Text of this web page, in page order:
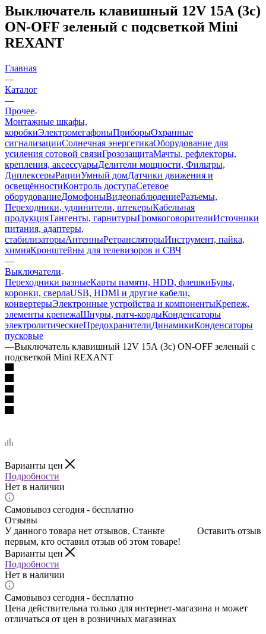
Выключатель клавишный 12V 15А (3с)
ON-OFF зеленый с подсветкой Mini
REXANT
Главная
—
Каталог
—
Прочее
Монтажные шкафы,
коробкиЭлектромегафоныПриборыОхранные
сигнализацииСолнечная энергетикаОборудование для
усиления сотовой связиГрозозащитаМачты, рефлекторы,
крепления, аксессуарыДелители мощности, Фильтры,
ДиплексерыРацииУмный домДатчики движения и
освещённостиКонтроль доступаСетевое
оборудованиеДомофоныВидеонаблюдениеРазъемы,
Переходники, удлинители, штекерыКабельная
продукцияТангенты, гарнитурыГромкоговорителиИсточники
питания, адаптеры,
стабилизаторыАнтенныРетрансляторыИнструмент, пайка,
химияКронштейны для телевизоров и СВЧ
—
Выключатели
Переходники разныеКарты памяти, HDD, флешкиБуры,
коронки, сверлаUSB, HDMI и другие кабели,
конвертерыЭлектронные устройства и компонентыКрепеж,
элементы крепежаШнуры, патч-кордыКонденсаторы
электролитическиеПредохранителиДинамикиКонденсаторы
пусковые
—Выключатель клавишный 12V 15А (3с) ON-OFF зеленый с
подсветкой Mini REXANT
Варианты цен
Подробности
Нет в наличии
Самовывоз сегодня - бесплатно
Отзывы
Оставить отзыв
У данного товара нет отзывов. Станьте
первым, кто оставил отзыв об этом товаре!
Варианты цен
Подробности
Нет в наличии
Самовывоз сегодня - бесплатно
Цена действительна только для интернет-магазина и может
отличаться от цен в розничных магазинах